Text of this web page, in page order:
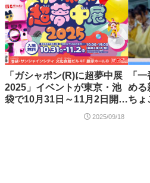
「ガシャポン(R)に超夢中展
2025」イベントが東京・池
袋で10月31日～11月2日開
2025/09/18
「
める
ちょ
無